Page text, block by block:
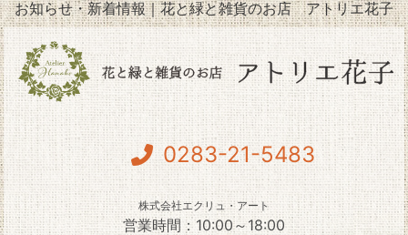
お知らせ・新着情報｜花と緑と雑貨のお店 アトリエ花子
0283-21-5483
株式会社エクリュ・アート
営業時間：10:00～18:00